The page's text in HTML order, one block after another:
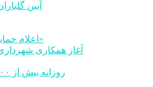
آیین
اعلام حمایت شهردار اردبیل از حرکت انسان‌دوستانه گروه «مروجان معروف»
آغاز همکاری
روزانه بیش از ۵۰۰ نفر مبتلا به آنفلوانزا به بیمارستان‌های پارس آباد مراجعه می کنند